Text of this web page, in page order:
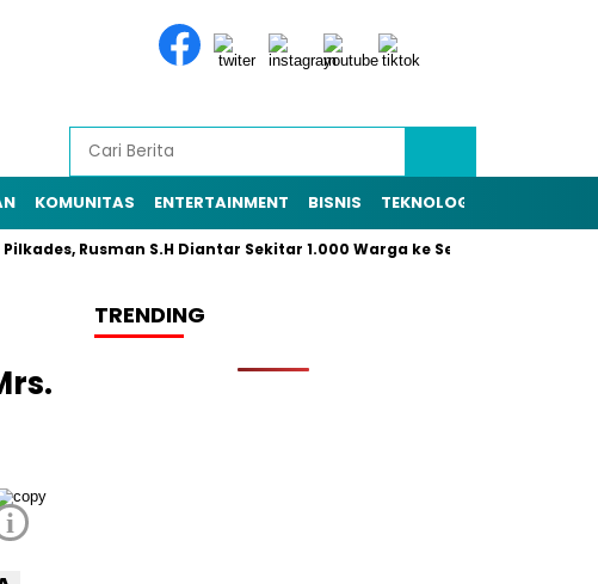
KOMUNITAS ENTERTAINMENT BISNIS TEKNOLOGI
Rusman S.H Diantar Sekitar 1.000 Warga ke Sekretariat Panitia
i
TRENDING